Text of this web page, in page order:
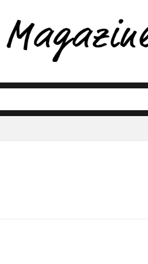
イト
2021 観葉植物 おすすめ
2021年 おすすめ 庭
2021年 ガ
Amazon
herb&dorothy iittala teema
アート 暮らし
アートコレクショ